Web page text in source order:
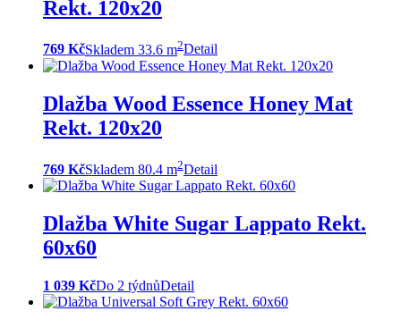
Rekt. 120x20
769 KčSkladem 33.6 m2Detail
Dlažba Wood Essence Honey Mat
Rekt. 120x20
769 KčSkladem 80.4 m2Detail
Dlažba White Sugar Lappato Rekt.
60x60
1 039 KčDo 2 týdnůDetail